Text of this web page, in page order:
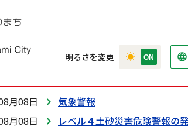
明るさを変更
月08日
気象警報
月08日
レベル４土砂災害危険警報の